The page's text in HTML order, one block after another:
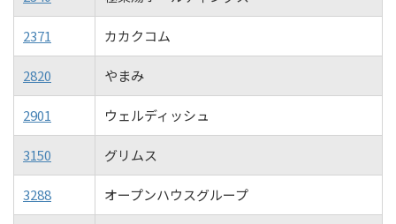
2371 カカクコム
2820 やまみ
2901 ウェルディッシュ
3150 グリムス
3288 オープンハウスグループ